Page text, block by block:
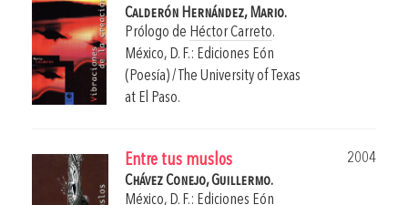
Calderón Hernández, Mario.
Prólogo de Héctor Carreto.
México, D. F.: Ediciones Eón
(Poesía) / The University of Texas
at El Paso.
Entre tus muslos
2004
Chávez Conejo, Guillermo.
México, D. F.: Ediciones Eón